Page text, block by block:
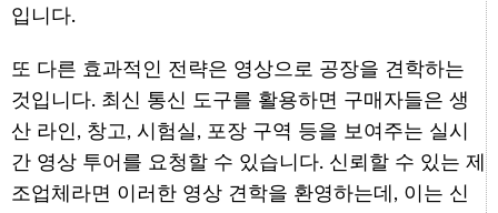
입니다.
또 다른 효과적인 전략은 영상으로 공장을 견학하는
것입니다. 최신 통신 도구를 활용하면 구매자들은 생
산 라인, 창고, 시험실, 포장 구역 등을 보여주는 실시
간 영상 투어를 요청할 수 있습니다. 신뢰할 수 있는 제
조업체라면 이러한 영상 견학을 환영하는데, 이는 신